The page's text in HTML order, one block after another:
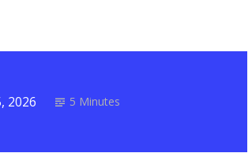
2026 5 Minutes